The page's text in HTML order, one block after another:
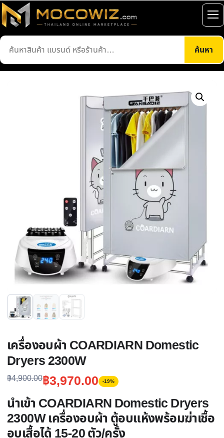
ข้าม
ไป
เนื้อหา
ค้นหา
สินค้า
ค้นหา
เปิ
เม
เครื่องอบผ้า COARDIARN Domestic
Dryers 2300W
฿4,900.00
Original
price
was:
฿4,900.00.
฿3,970.00
Current
price
is:
฿3,970.00.
-19%
นำเข้า COARDIARN Domestic Dryers
2300W เครื่องอบผ้า ตู้อบแห้งพร้อมฆ่าเชื้อ
อบเสื้อได้ 15-20 ตัว/ครั้ง